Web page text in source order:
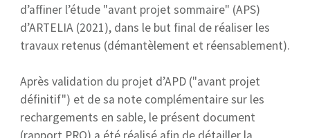
d’affiner l’étude "avant projet sommaire" (APS)
d’ARTELIA (2021), dans le but final de réaliser les
travaux retenus (démantèlement et réensablement).
Après validation du projet d’APD ("avant projet
définitif") et de sa note complémentaire sur les
rechargements en sable, le présent document